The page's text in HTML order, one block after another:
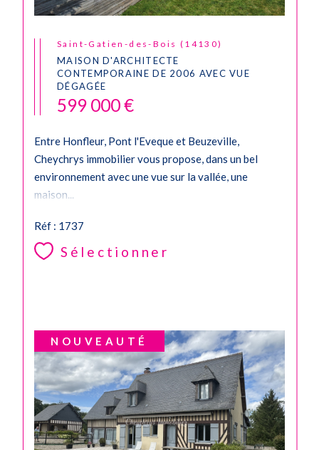
Saint-Gatien-des-Bois (14130)
MAISON D'ARCHITECTE
CONTEMPORAINE DE 2006 AVEC VUE
DÉGAGÉE
599 000 €
Entre Honfleur, Pont l'Eveque et Beuzeville,
Cheychrys immobilier vous propose, dans un bel
environnement avec une vue sur la vallée, une
maison...
Réf : 1737
Sélectionner
NOUVEAUTÉ